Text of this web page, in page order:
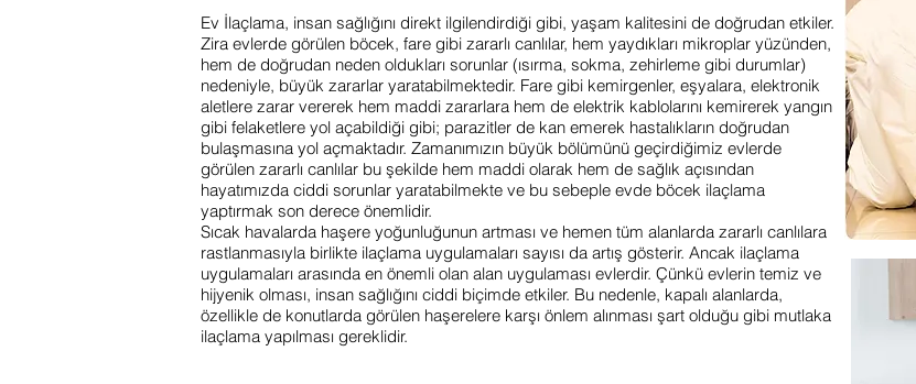
Ev İlaçlama, insan sağlığını direkt ilgilendirdiği gibi, yaşam kalitesini de doğrudan etkiler.
Zira evlerde görülen böcek, fare gibi zararlı canlılar, hem yaydıkları mikroplar yüzünden,
hem de doğrudan neden oldukları sorunlar (ısırma, sokma, zehirleme gibi durumlar)
nedeniyle, büyük zararlar yaratabilmektedir. Fare gibi kemirgenler, eşyalara, elektronik
aletlere zarar vererek hem maddi zararlara hem de elektrik kablolarını kemirerek yangın
gibi felaketlere yol açabildiği gibi; parazitler de kan emerek hastalıkların doğrudan
bulaşmasına yol açmaktadır. Zamanımızın büyük bölümünü geçirdiğimiz evlerde
görülen zararlı canlılar bu şekilde hem maddi olarak hem de sağlık açısından
hayatımızda ciddi sorunlar yaratabilmekte ve bu sebeple evde böcek ilaçlama
yaptırmak son derece önemlidir.
Sıcak havalarda haşere yoğunluğunun artması ve hemen tüm alanlarda zararlı canlılara
rastlanmasıyla birlikte ilaçlama uygulamaları sayısı da artış gösterir. Ancak ilaçlama
uygulamaları arasında en önemli olan alan uygulaması evlerdir. Çünkü evlerin temiz ve
hijyenik olması, insan sağlığını ciddi biçimde etkiler. Bu nedenle, kapalı alanlarda,
özellikle de konutlarda görülen haşerelere karşı önlem alınması şart olduğu gibi mutlaka
ilaçlama yapılması gereklidir.